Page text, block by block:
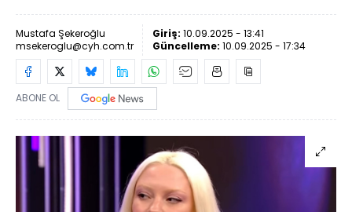
Mustafa Şekeroğlu
msekeroglu@cyh.com.tr
Giriş: 10.09.2025 - 13:41
Güncelleme: 10.09.2025 - 17:34
ABONE OL